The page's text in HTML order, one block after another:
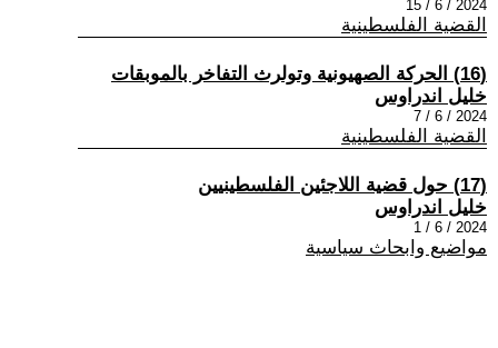
2024 / 6 / 15
القضية الفلسطينية
(16) الحركة الصهيونية وتولرث التفاخر بالموبقات
خليل اندراوس
2024 / 6 / 7
القضية الفلسطينية
(17) حول قضية اللاجئين الفلسطينيين
خليل اندراوس
2024 / 6 / 1
مواضيع وابحاث سياسية